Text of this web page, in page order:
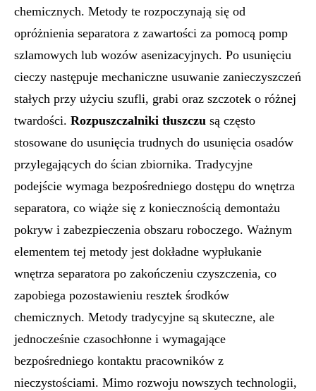
chemicznych. Metody te rozpoczynają się od
opróżnienia separatora z zawartości za pomocą pomp
szlamowych lub wozów asenizacyjnych. Po usunięciu
cieczy następuje mechaniczne usuwanie zanieczyszczeń
stałych przy użyciu szufli, grabi oraz szczotek o różnej
twardości. Rozpuszczalniki tłuszczu są często
stosowane do usunięcia trudnych do usunięcia osadów
przylegających do ścian zbiornika. Tradycyjne
podejście wymaga bezpośredniego dostępu do wnętrza
separatora, co wiąże się z koniecznością demontażu
pokryw i zabezpieczenia obszaru roboczego. Ważnym
elementem tej metody jest dokładne wypłukanie
wnętrza separatora po zakończeniu czyszczenia, co
zapobiega pozostawieniu resztek środków
chemicznych. Metody tradycyjne są skuteczne, ale
jednocześnie czasochłonne i wymagające
bezpośredniego kontaktu pracowników z
nieczystościami. Mimo rozwoju nowszych technologii,